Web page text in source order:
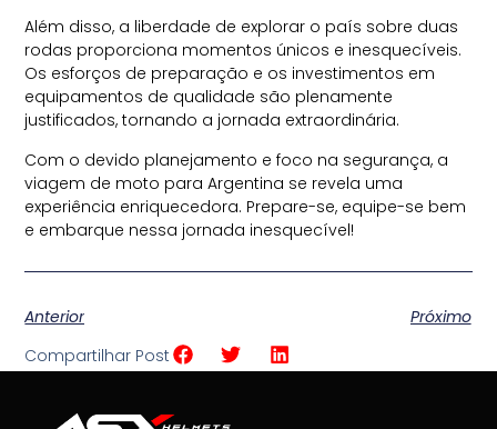
Além disso, a liberdade de explorar o país sobre duas
rodas proporciona momentos únicos e inesquecíveis.
Os esforços de preparação e os investimentos em
equipamentos de qualidade são plenamente
justificados, tornando a jornada extraordinária.
Com o devido planejamento e foco na segurança, a
viagem de moto para Argentina se revela uma
experiência enriquecedora. Prepare-se, equipe-se bem
e embarque nessa jornada inesquecível!
Anterior
Próximo
Compartilhar Post